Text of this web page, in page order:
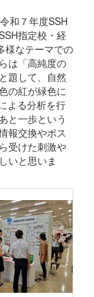
和７年度SSH
指定校・経
様なテーマでの
は「高純度の
題して、自然
の紅が緑色に
よる分析を行
と一歩という
報交換やポス
受けた刺激や
いと思いま